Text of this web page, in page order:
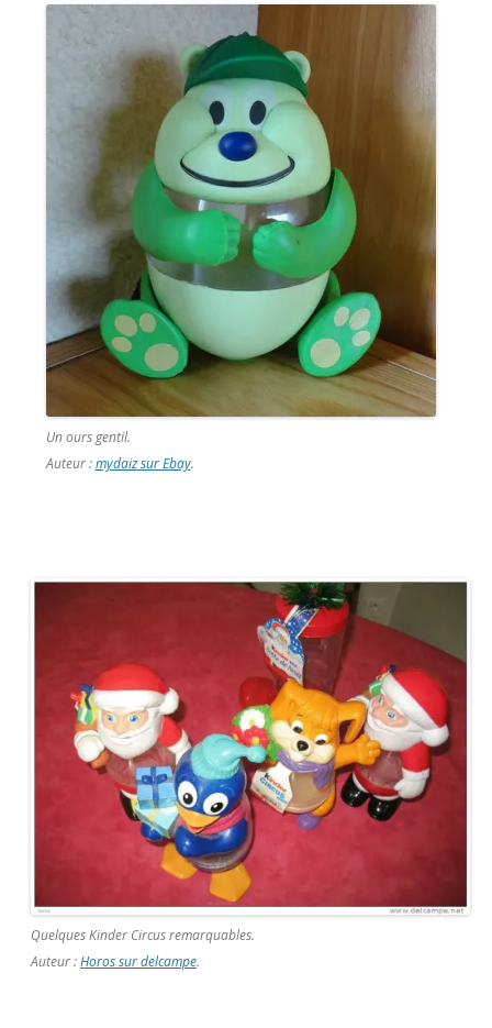
Un ours gentil.
Auteur :mydaiz sur Ebay.
Quelques Kinder Circus remarquables.
Auteur :Horos sur delcampe.